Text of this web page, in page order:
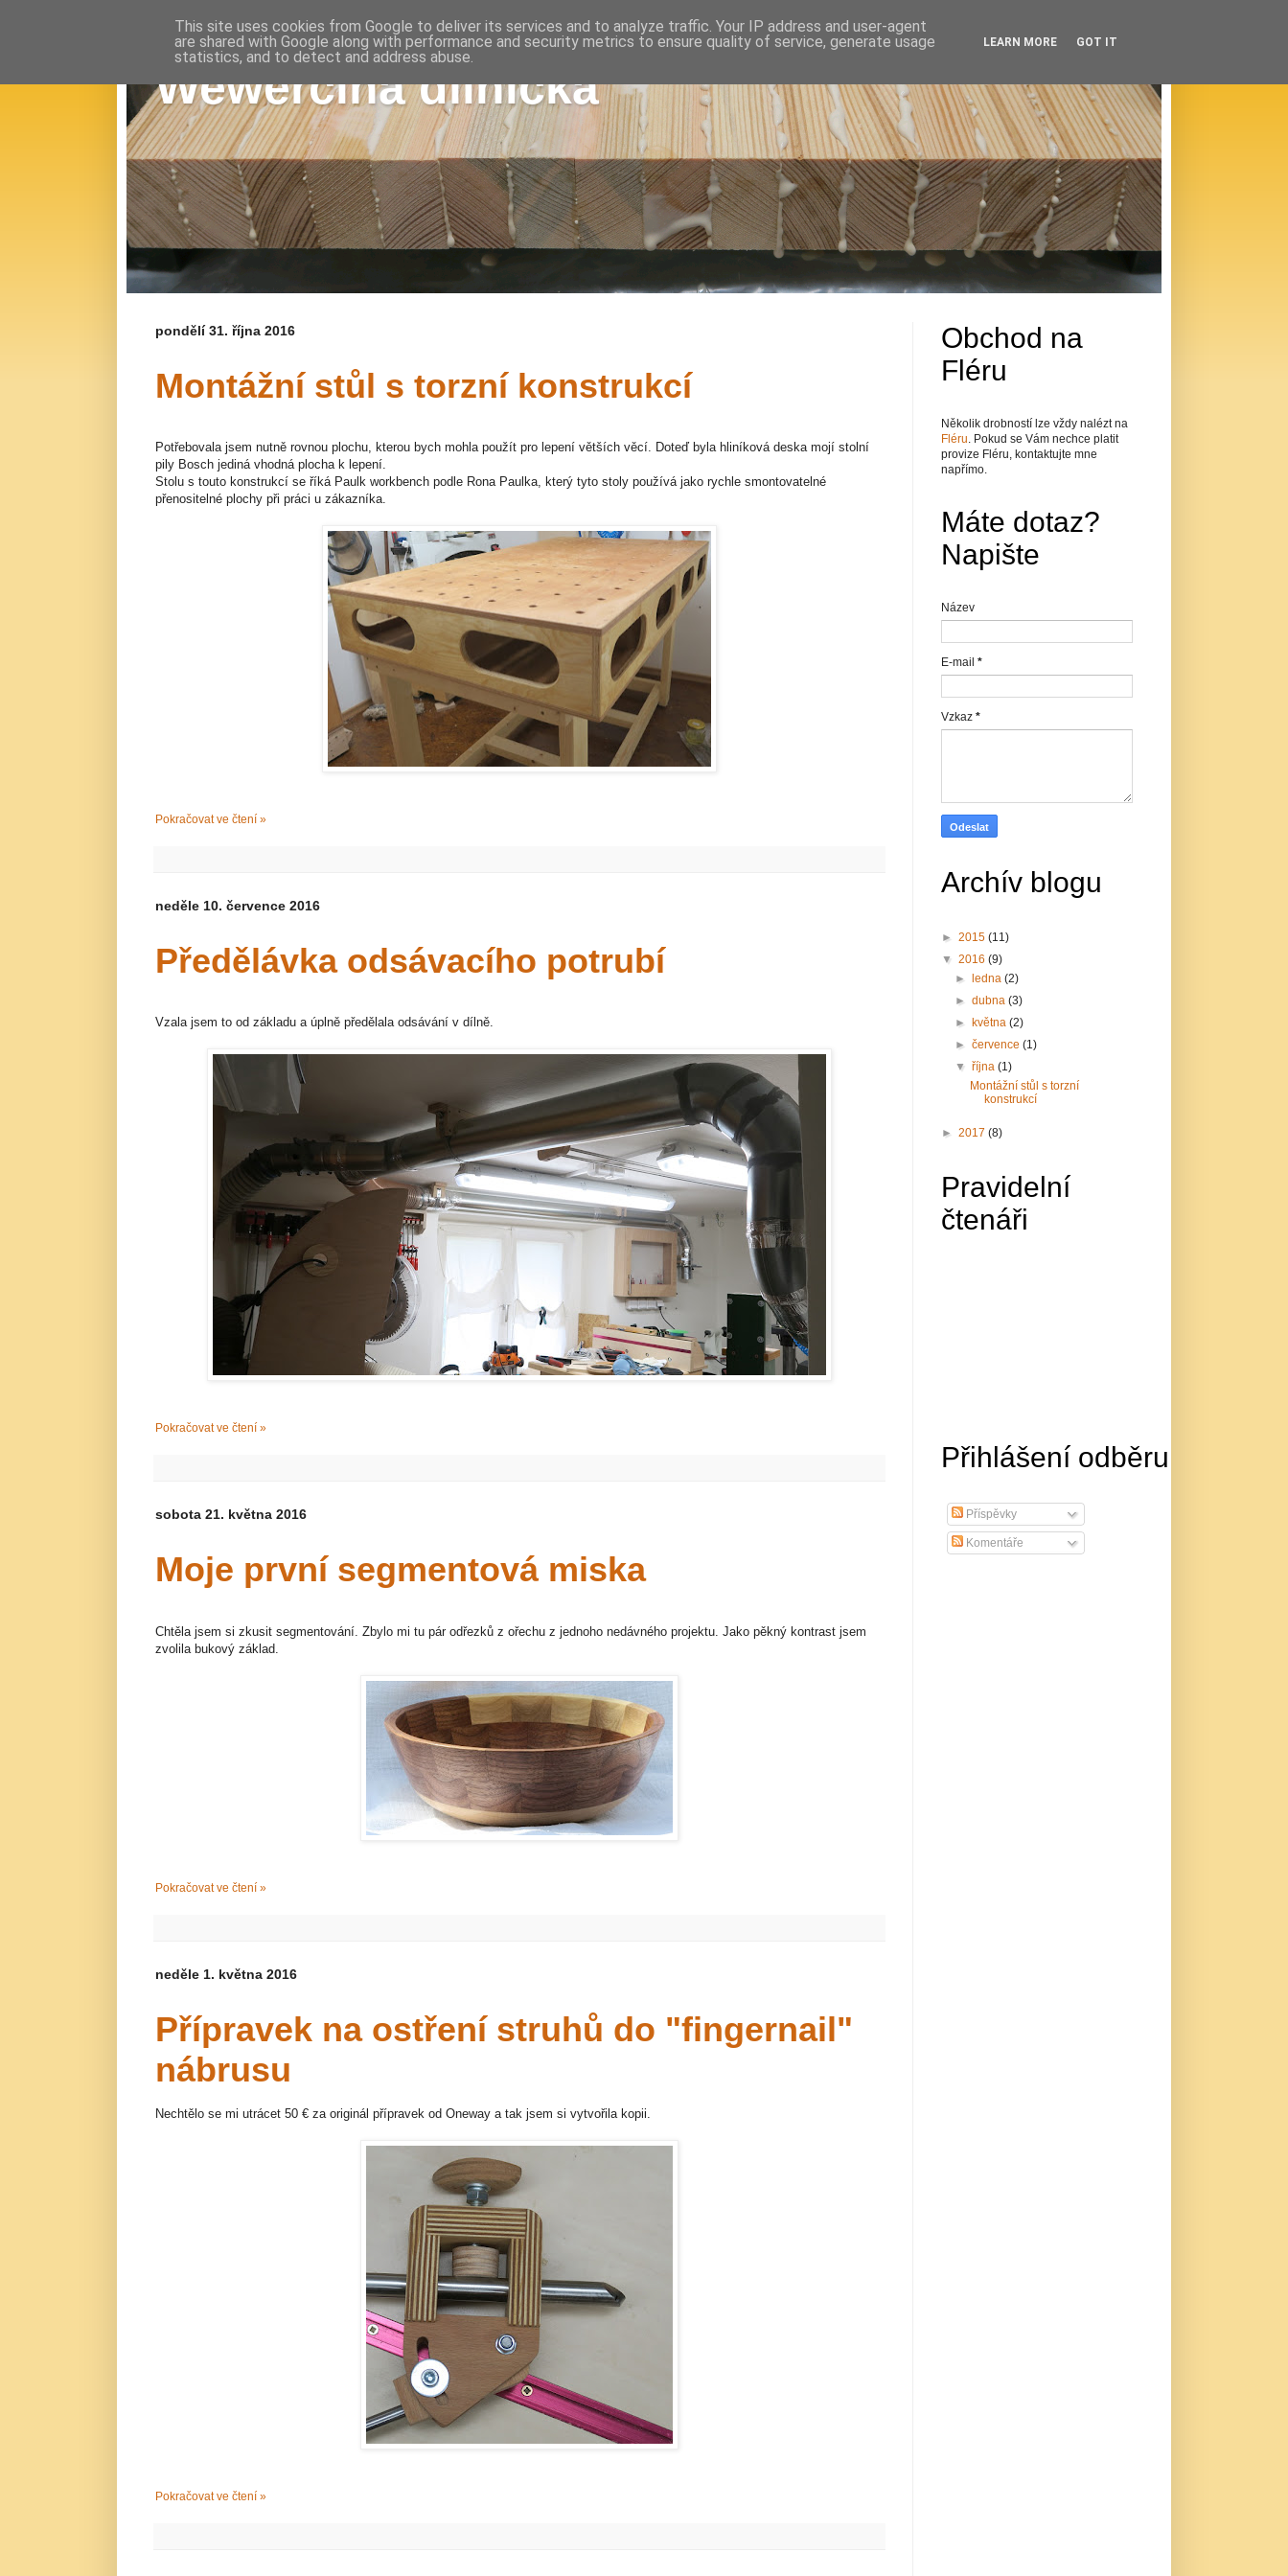
Wewerčina dílnička
pondělí 31. října 2016
Montážní stůl s torzní konstrukcí
Potřebovala jsem nutně rovnou plochu, kterou bych mohla použít pro lepení větších věcí. Doteď byla hliníková deska mojí stolní
pily Bosch jediná vhodná plocha k lepení.
Stolu s touto konstrukcí se říká Paulk workbench podle Rona Paulka, který tyto stoly používá jako rychle smontovatelné
přenositelné plochy při práci u zákazníka.
Pokračovat ve čtení »
neděle 10. července 2016
Předělávka odsávacího potrubí
Vzala jsem to od základu a úplně předělala odsávání v dílně.
Pokračovat ve čtení »
sobota 21. května 2016
Moje první segmentová miska
Chtěla jsem si zkusit segmentování. Zbylo mi tu pár odřezků z ořechu z jednoho nedávného projektu. Jako pěkný kontrast jsem
zvolila bukový základ.
Pokračovat ve čtení »
neděle 1. května 2016
Přípravek na ostření struhů do "fingernail"
nábrusu
Nechtělo se mi utrácet 50 € za originál přípravek od Oneway a tak jsem si vytvořila kopii.
Pokračovat ve čtení »
Obchod na
Fléru
Několik drobností lze vždy nalézt na
Fléru. Pokud se Vám nechce platit
provize Fléru, kontaktujte mne
napřímo.
Máte dotaz?
Napište
Název
E-mail *
Vzkaz *
Archív blogu
► 2015 (11)
▼ 2016 (9)
►
ledna(2)
►dubna(3)
►
května(2)
►července(1)
▼října(1)
Montážní stůl s torzní
konstrukcí
► 2017 (8)
Pravidelní
čtenáři
Přihlášení odběru
Příspěvky
Komentáře
This site uses cookies from Google to deliver its services and to analyze traffic. Your IP address and user-agent
are shared with Google along with performance and security metrics to ensure quality of service, generate usage
statistics, and to detect and address abuse.
LEARN MORE GOT IT